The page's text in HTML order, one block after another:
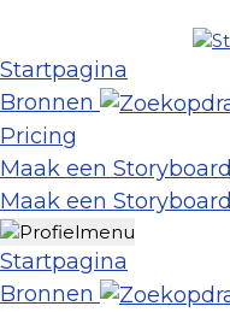
Startpagina
Bronnen
Pricing
Maak een Storyboard
Maak een Storyboard
Startpagina
Bronnen